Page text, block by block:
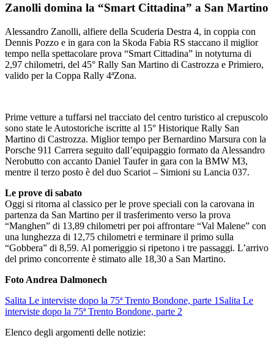
Zanolli domina la “Smart Cittadina” a San Martino
Alessandro Zanolli, alfiere della Scuderia Destra 4, in coppia con
Dennis Pozzo e in gara con la Skoda Fabia RS staccano il miglior
tempo nella spettacolare prova “Smart Cittadina” in notyturna di
2,97 chilometri, del 45° Rally San Martino di Castrozza e Primiero,
valido per la Coppa Rally 4ªZona.
Prime vetture a tuffarsi nel tracciato del centro turistico al crepuscolo
sono state le Autostoriche iscritte al 15° Historique Rally San
Martino di Castrozza. Miglior tempo per Bernardino Marsura con la
Porsche 911 Carrera seguito dall’equipaggio formato da Alessandro
Nerobutto con accanto Daniel Taufer in gara con la BMW M3,
mentre il terzo posto è del duo Scariot – Simioni su Lancia 037.
Le prove di sabato
Oggi si ritorna al classico per le prove speciali con la carovana in
partenza da San Martino per il trasferimento verso la prova
“Manghen” di 13,89 chilometri per poi affrontare “Val Malene” con
una lunghezza di 12,75 chilometri e terminare il primo sulla
“Gobbera” di 8,59. Al pomeriggio si ripetono i tre passaggi. L’arrivo
del primo concorrente è stimato alle 18,30 a San Martino.
Foto Andrea Dalmonech
Salita Le interviste dopo la 75ª Trento Bondone, parte 1 Salita Le
interviste dopo la 75ª Trento Bondone, parte 2
Elenco degli argomenti delle notizie: